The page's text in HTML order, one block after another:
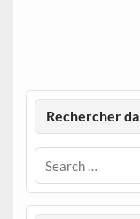
Rechercher